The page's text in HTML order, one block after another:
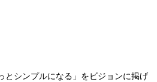
とシンプルになる」をビジョンに掲げ